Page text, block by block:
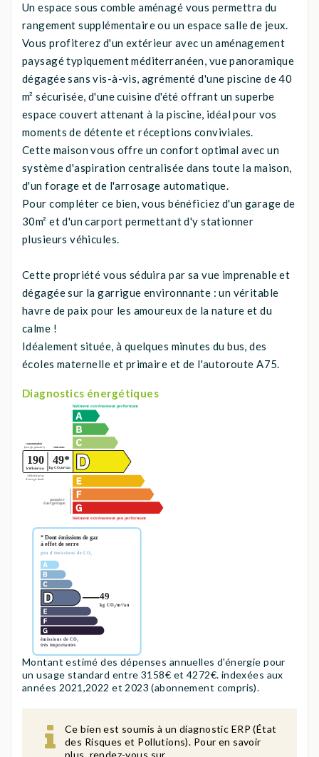
Un espace sous comble aménagé vous permettra du
rangement supplémentaire ou un espace salle de jeux.
Vous profiterez d'un extérieur avec un aménagement
paysagé typiquement méditerranéen, vue panoramique
dégagée sans vis-à-vis, agrémenté d'une piscine de 40
m² sécurisée, d'une cuisine d'été offrant un superbe
espace couvert attenant à la piscine, idéal pour vos
moments de détente et réceptions conviviales.
Cette maison vous offre un confort optimal avec un
système d'aspiration centralisée dans toute la maison,
d'un forage et de l'arrosage automatique.
Pour compléter ce bien, vous bénéficiez d'un garage de
30m² et d'un carport permettant d'y stationner
plusieurs véhicules.
Cette propriété vous séduira par sa vue imprenable et
dégagée sur la garrigue environnante : un véritable
havre de paix pour les amoureux de la nature et du
calme !
Idéalement située, à quelques minutes du bus, des
écoles maternelle et primaire et de l'autoroute A75.
Diagnostics énergétiques
Montant estimé des dépenses annuelles d'énergie pour
un usage standard entre 3158€ et 4272€. indexées aux
années 2021,2022 et 2023 (abonnement compris).
Ce bien est soumis à un diagnostic ERP (État
des Risques et Pollutions). Pour en savoir